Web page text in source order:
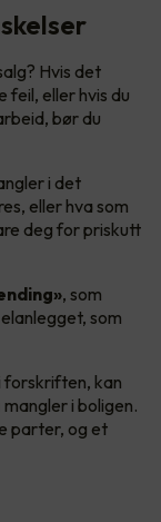
Hvis det
feil, eller hvis du
bør du
i det
eller hva som
deg for priskutt
, som
som
forskriften, kan
i boligen.
parter, og et